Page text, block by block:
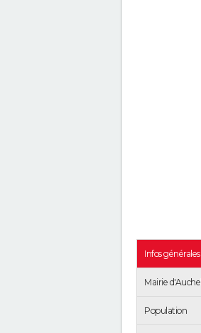
Infos générales
Mairie d'Auchel
Population